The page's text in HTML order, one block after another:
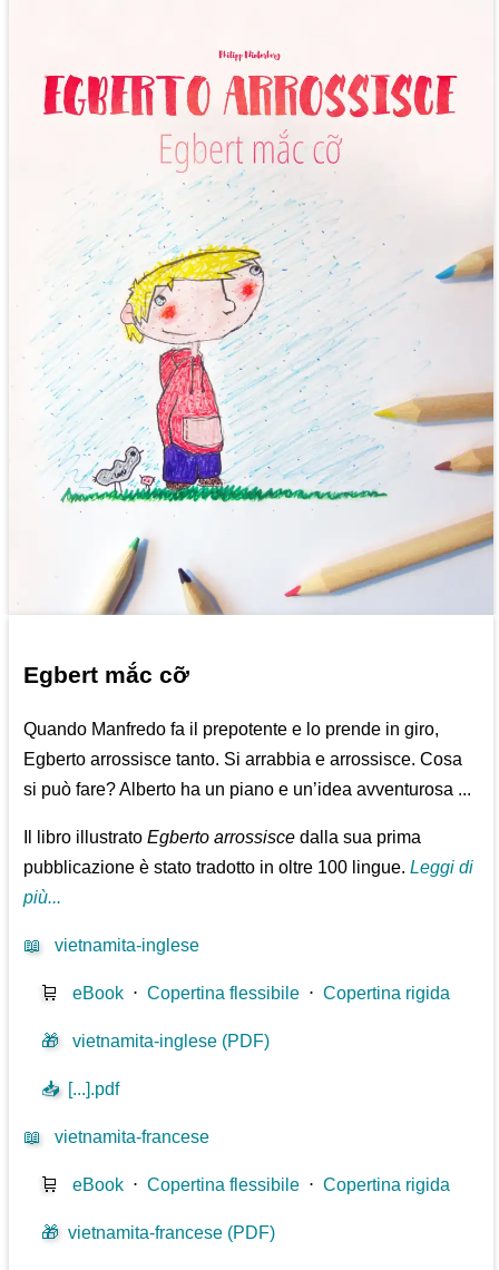
Egbert mắc cỡ
Quando Manfredo fa il prepotente e lo prende in giro,
Egberto arrossisce tanto. Si arrabbia e arrossisce. Cosa
si può fare? Alberto ha un piano e un’idea avventurosa ...
Il libro illustratoEgberto arrossisce dalla sua prima
pubblicazione è stato tradotto in oltre 100 lingue.Leggi di
più...
📖 vietnamita-inglese
🛒 eBook ⋅Copertina flessibile ⋅Copertina rigida
🎁 vietnamita-inglese (PDF)
📥 [...].pdf
📖 vietnamita-francese
🛒 eBook ⋅Copertina flessibile ⋅Copertina rigida
🎁 vietnamita-francese (PDF)